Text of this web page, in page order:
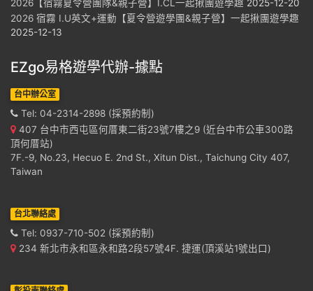
2026【宿霧夏令營團隊&親子營】I.CL一起揪團遊學趣 2025-12-20
2026 宿霧 I.U英文+運動【夏令營遊學團&親子營】一起揪團遊學趣
2025-12-13
EZgo易格遊學代辦-據點
台中辦公室
Tel: 04-2314-2898 (採預約制)
407 台中市西屯區何厝東二街23號7樓之9 (近台中市公車300路
頂何厝站)
7F.-9, No.23, Hecuo E. 2nd St., Xitun Dist., Taichung City 407,
Taiwan
台北聯絡處
Tel: 0937-710-502 (採預約制)
234 新北市永和區永和路2段57號4F. 捷運(頂溪站1號出口)